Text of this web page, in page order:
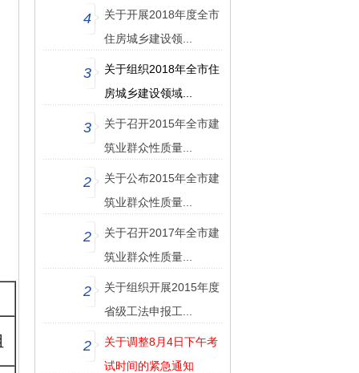
4
关于开展2018年度全市
住房城乡建设领...
3
关于组织2018年全市住
房城乡建设领域...
3
关于召开2015年全市建
筑业群众性质量...
2
关于公布2015年全市建
筑业群众性质量...
2
关于召开2017年全市建
筑业群众性质量...
2
关于组织开展2015年度
省级工法申报工...
2
关于调整8月4日下午考
试时间的紧急通知